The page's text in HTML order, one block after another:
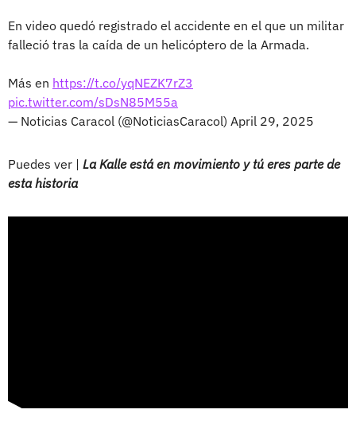
En video quedó registrado el accidente en el que un militar
falleció tras la caída de un helicóptero de la Armada.
Más en https://t.co/yqNEZK7rZ3
pic.twitter.com/sDsN85M55a
— Noticias Caracol (@NoticiasCaracol) April 29, 2025
Puedes ver | La Kalle está en movimiento y tú eres parte de
esta historia